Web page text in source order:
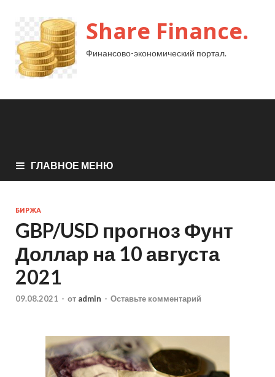
Share Finance.
Финансово-экономический портал.
ГЛАВНОЕ МЕНЮ
БИРЖА
GBP/USD прогноз Фунт
Доллар на 10 августа
2021
09.08.2021 - от admin - Оставьте комментарий